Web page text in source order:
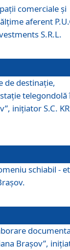
comerciale şi
aferent
S.R.L.
de destinaţie,
telegondolă
iniţiator S.C.
schiabil -
Braşov”,